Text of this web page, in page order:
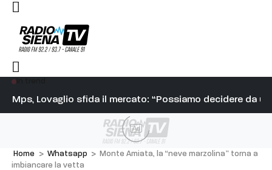
Mps, Lovaglio sfida il mercato: “Possiamo decidere da
ma da due debolezze può nascere un rilancio”
Ad
Home > Whatsapp >
Monte Amiata, la “neve marzolina” torna a
imbiancare la vetta